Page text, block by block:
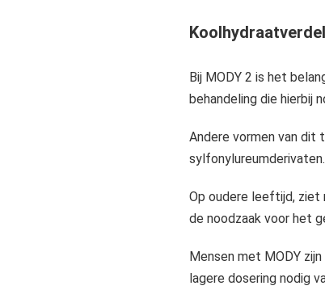
Bij MODY 2 is het
behandeling die hierbij
Andere vormen van
Op oudere leeftijd, ziet
de noodzaak voor het
Mensen met MODY
lagere dosering nodig